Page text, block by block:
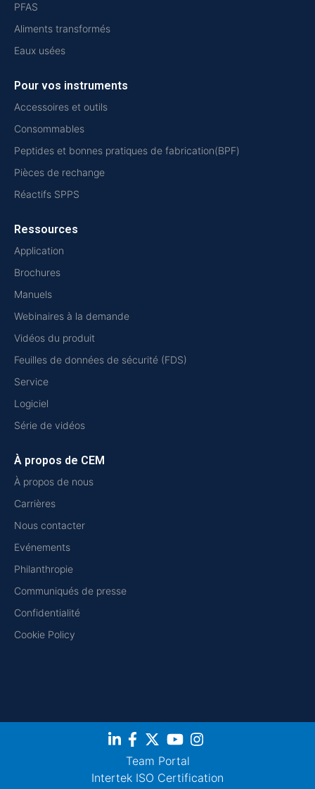
PFAS
Aliments transformés
Eaux usées
Pour vos instruments
Accessoires et outils
Consommables
Peptides et bonnes pratiques de fabrication(BPF)
Pièces de rechange
Réactifs SPPS
Ressources
Application
Brochures
Manuels
Webinaires à la demande
Vidéos du produit
Feuilles de données de sécurité (FDS)
Service
Logiciel
Série de vidéos
À propos de CEM
À propos de nous
Carrières
Nous contacter
Evénements
Philanthropie
Communiqués de presse
Confidentialité
Cookie Policy
Team Portal
Intertek ISO Certification